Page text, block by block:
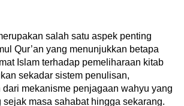
salah satu aspek penting
Qur’an yang menunjukkan betapa
Islam terhadap pemeliharaan kitab
sekadar sistem penulisan,
mekanisme penjagaan wahyu yang
masa sahabat hingga sekarang.